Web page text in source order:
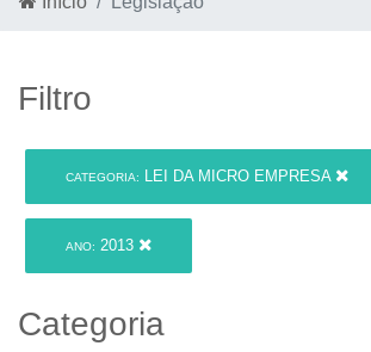
Filtro
CATEGORIA: LEI DA MICRO EMPRESA
ANO: 2013
Categoria